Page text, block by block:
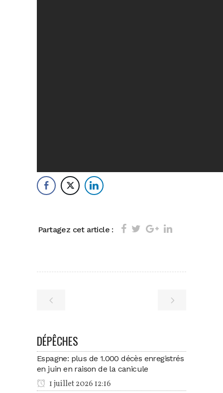
Partagez cet article :
DÉPÊCHES
Espagne: plus de 1.000 décès enregistrés
en juin en raison de la canicule
1 juillet 2026 12:16